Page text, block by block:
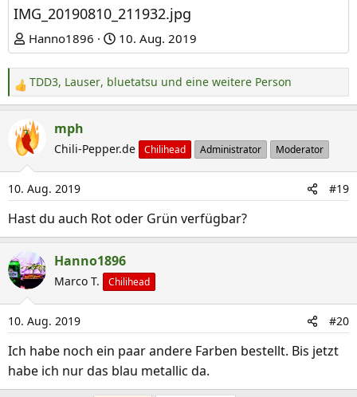
IMG_20190810_211932.jpg
Hanno1896 10. Aug. 2019
R
e
a
k
i
o
n
:
TDD3, Lauser, bluetatsu und eine weitere Person
mph
Chili-Pepper.de Chilihead Administrator Moderator
10. Aug. 2019 #19
Hast du auch Rot oder Grün verfügbar?
Hanno1896
Marco T. Chilihead
10. Aug. 2019 #20
Ich habe noch ein paar andere Farben bestellt. Bis jetzt
habe ich nur das blau metallic da.